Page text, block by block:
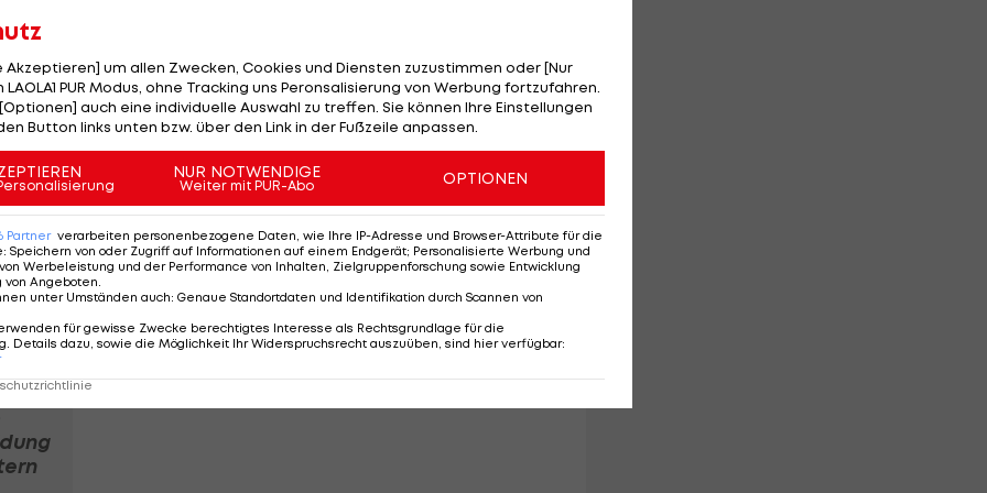
2020 näher kommen und die folgende erst im
gegenüber "Sky Italia".
Rennwochenenden offen gegenüber. "Wir können
mit dem freien Training erst am
Herausforderungen meistern, wenn die Rennen
zu erleben, brauche es von allen Teams
Chase Carey (Formel-1-Geschäftsführer, die Red.)
den Kalender so zu gestalten, wie es nun
Akzeptieren] um allen Zwecken, Cookies und Diensten zuzustimmen oder [Nur
PUR Modus, ohne Tracking uns Peronsalisierung von Werbung fortzufahren.
auch eine individuelle Auswahl zu treffen. Sie können Ihre Einstellungen
Button links unten bzw. über den Link in der Fußzeile anpassen.
NUR NOTWENDIGE
Weiter mit PUR-Abo OPTIONEN
Partner verarbeiten personenbezogene Daten, wie Ihre IP-Adresse und Browser-Attribute für die
: Speichern von oder Zugriff auf Informationen auf einem Endgerät; Personalisierte Werbung und
Werbeleistung und der Performance von Inhalten, Zielgruppenforschung sowie Entwicklung
von Angeboten.
unter Umständen auch: Genaue Standortdaten und Identifikation durch Scannen von
für gewisse Zwecke berechtigtes Interesse als Rechtsgrundlage für die
Details dazu, sowie die Möglichkeit Ihr Widerspruchsrecht auszuüben, sind hier verfügbar: